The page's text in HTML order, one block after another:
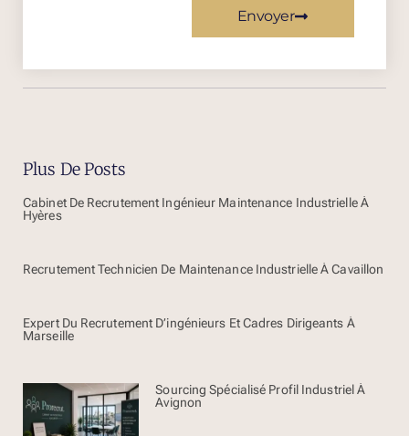
Envoyer
Plus De Posts
Cabinet De Recrutement Ingénieur Maintenance Industrielle À
Hyères
Recrutement Technicien De Maintenance Industrielle À Cavaillon
Expert Du Recrutement D’ingénieurs Et Cadres Dirigeants À
Marseille
Sourcing Spécialisé Profil Industriel À
Avignon